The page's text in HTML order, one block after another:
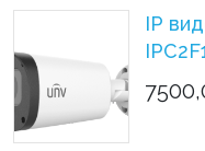
IP